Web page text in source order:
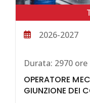
2026-2027
Durata: 2970 ore
OPERATORE
GIUNZIONE DEI